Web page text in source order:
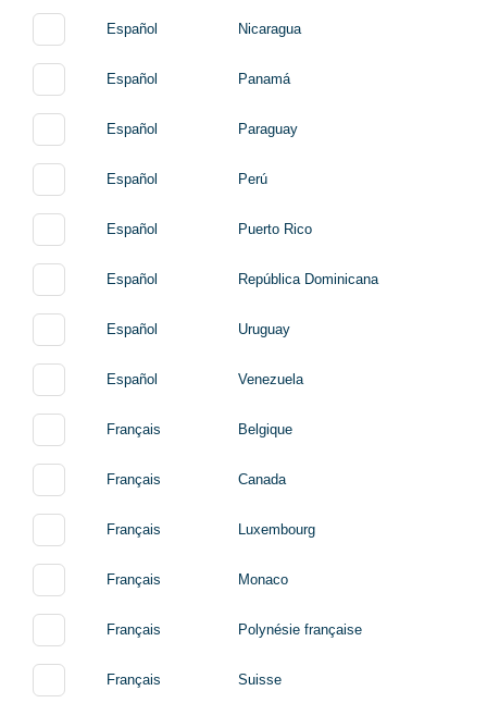
Español Nicaragua
Español Panamá
Español Paraguay
Español Perú
Español Puerto Rico
Español República Dominicana
Español Uruguay
Español Venezuela
Français Belgique
Français Canada
Français Luxembourg
Français Monaco
Français Polynésie française
Français Suisse